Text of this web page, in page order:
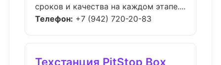
сроков и качества на каждом этапе....
Телефон: +7 (942) 720-20-83
Техстанция PitStop Box